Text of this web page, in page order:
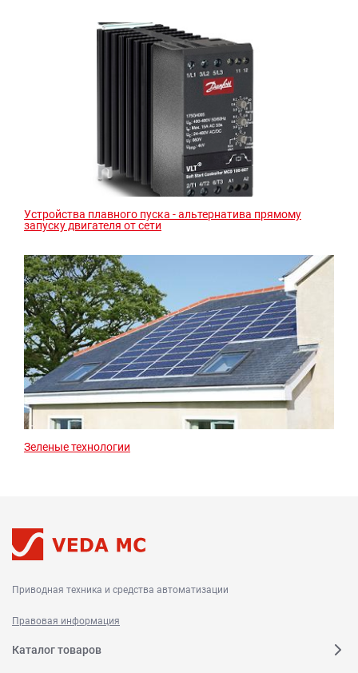
Устройства плавного пуска - альтернатива прямому
запуску двигателя от сети
Зеленые технологии
Приводная техника и средства автоматизации
Правовая информация
Каталог товаров